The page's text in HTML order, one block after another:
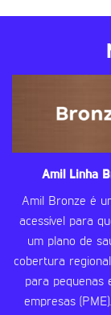
Amil Linha
Amil Bronze é
acessível para
um plano de
cobertura
para pequenas
empresas